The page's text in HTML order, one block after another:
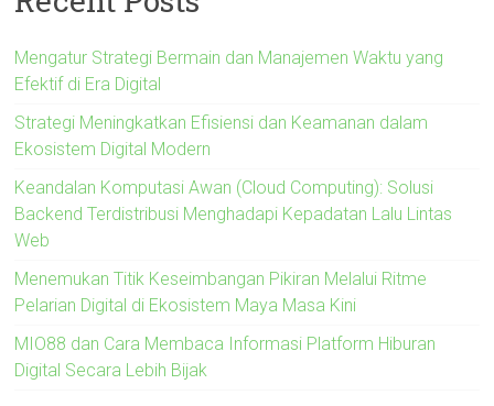
Mengatur Strategi Bermain dan Manajemen Waktu yang
Efektif di Era Digital
Strategi Meningkatkan Efisiensi dan Keamanan dalam
Ekosistem Digital Modern
Keandalan Komputasi Awan (Cloud Computing): Solusi
Backend Terdistribusi Menghadapi Kepadatan Lalu Lintas
Web
Menemukan Titik Keseimbangan Pikiran Melalui Ritme
Pelarian Digital di Ekosistem Maya Masa Kini
MIO88 dan Cara Membaca Informasi Platform Hiburan
Digital Secara Lebih Bijak